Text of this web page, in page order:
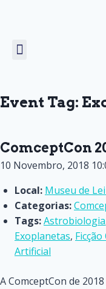
Event Tag:
ComceptCon
10 Novembro, 2018
Local: Museu de
Categorias:
Tags:Astrobiologia
Exoplanetas,
Artificial
A ComceptCon de